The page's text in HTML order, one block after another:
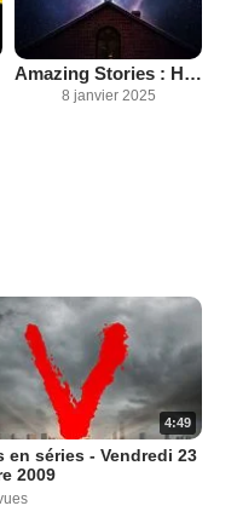
Amazing Stories : Histoires Fantastiques
8 janvier 2025
4:49
en séries - Vendredi 23
2009